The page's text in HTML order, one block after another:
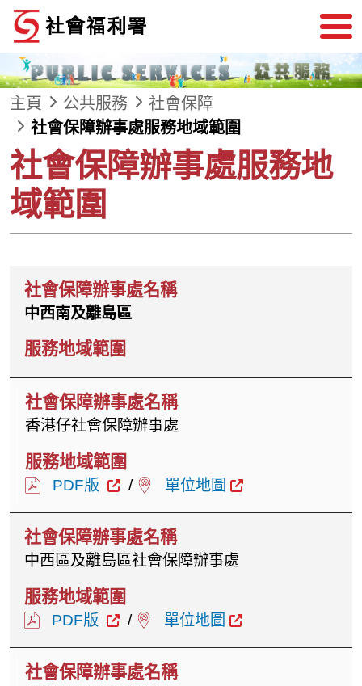
跳到內容
主頁 公共服務
社會保障
社會保障辦事處服務地域範圍
社會保障辦事處服務地
域範圍
中西南及離島區
香港仔社會保障辦事處
PDF版 / 單位地圖
中西區及離島區社會保障辦事處
PDF版 / 單位地圖